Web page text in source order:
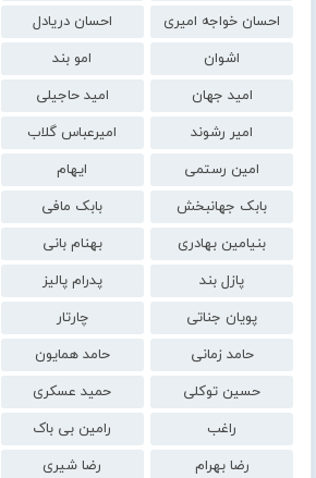
احسان خواجه امیری
احسان دریادل
اشوان
امو بند
امید جهان
امید حاجیلی
امیر رشوند
امیرعباس گلاب
امین رستمی
ایهام
بابک جهانبخش
بابک مافی
بنیامین بهادری
بهنام بانی
پازل بند
پدرام پالیز
پویان جناتی
چارتار
حامد زمانی
حامد همایون
حسین توکلی
حمید عسکری
راغب
رامین بی باک
رضا بهرام
رضا شیری